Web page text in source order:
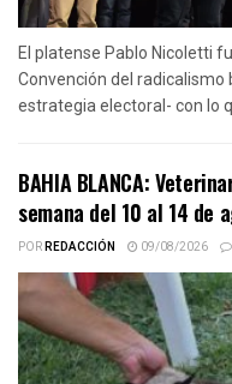
El platense Pablo Nicoletti
Convención del
estrategia electoral- con lo
BAHIA BLANCA:
semana del 10 al 14 de
PORREDACCIÓN 09/08/2026